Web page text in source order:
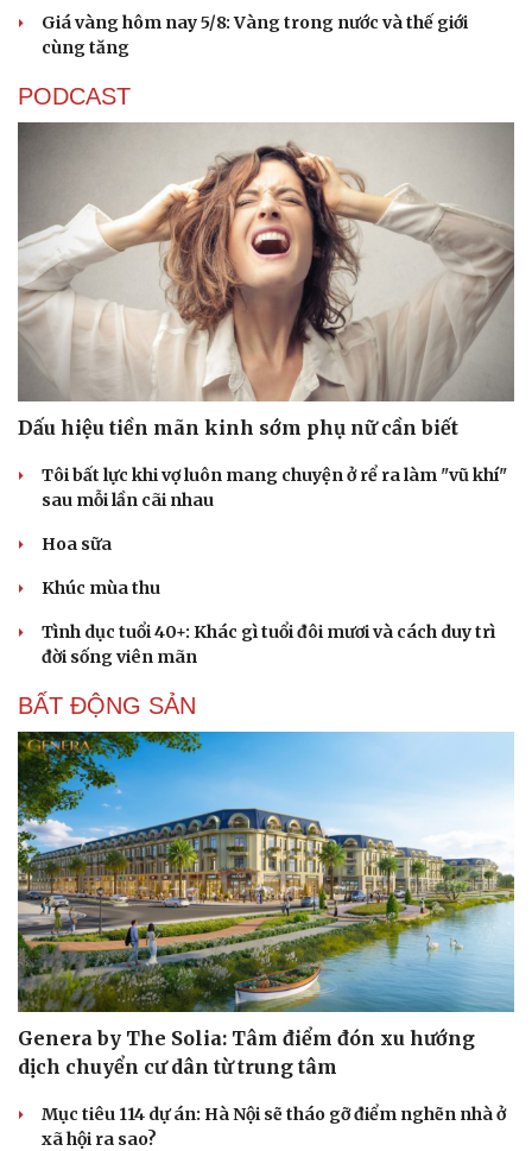
Giá vàng hôm nay 5/8: Vàng trong nước và thế giới
cùng tăng
PODCAST
Dấu hiệu tiền mãn kinh sớm phụ nữ cần biết
Tôi bất lực khi vợ luôn mang chuyện ở rể ra làm "vũ khí"
sau mỗi lần cãi nhau
Hoa sữa
Khúc mùa thu
Tình dục tuổi 40+: Khác gì tuổi đôi mươi và cách duy trì
đời sống viên mãn
BẤT ĐỘNG SẢN
Genera by The Solia: Tâm điểm đón xu hướng
dịch chuyển cư dân từ trung tâm
Mục tiêu 114 dự án: Hà Nội sẽ tháo gỡ điểm nghẽn nhà ở
xã hội ra sao?